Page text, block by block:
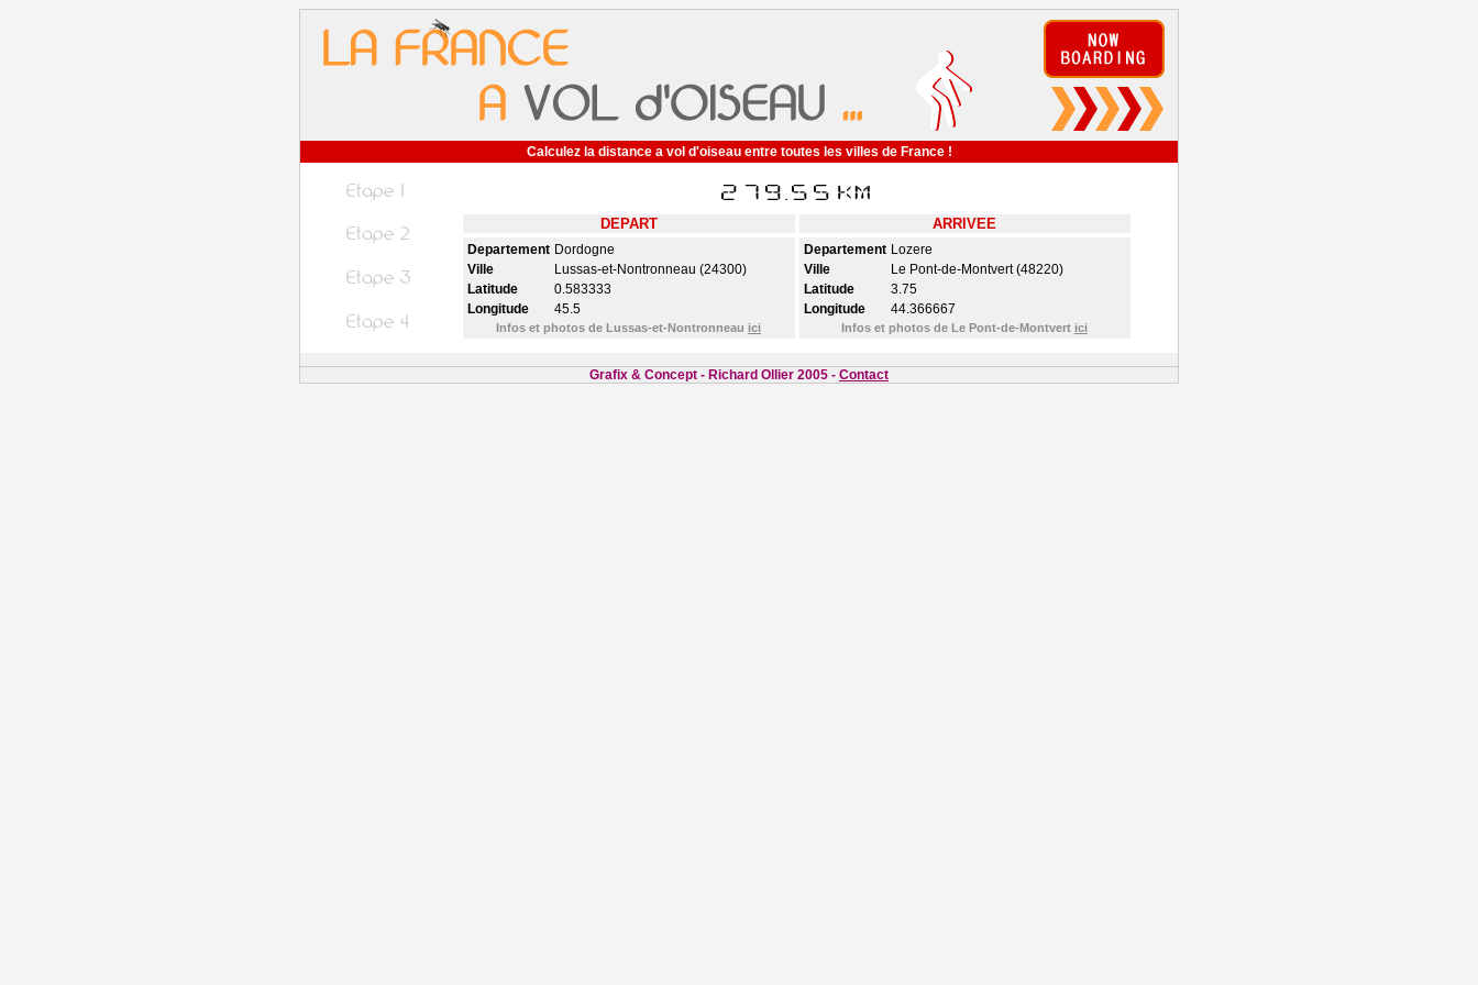
Calculez la distance a vol d'oiseau entre toutes les villes de France !
DEPART ARRIVEE
Departement Dordogne
Ville
Lussas-et-Nontronneau (24300)
Latitude
0.583333
Longitude
45.5
Infos et photos de Lussas-et-Nontronneau ici
Departement Lozere
Ville
Le Pont-de-Montvert (48220)
Latitude
3.75
Longitude
44.366667
Infos et photos de Le Pont-de-Montvert ici
Grafix & Concept - Richard Ollier 2005 - Contact